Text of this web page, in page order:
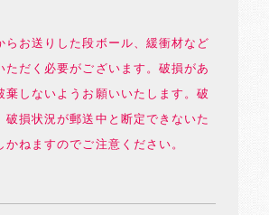
らお送りした段ボール、緩衝材など
ただく必要がございます。破損があ
棄しないようお願いいたします。破
破損状況が郵送中と断定できないた
かねますのでご注意ください。